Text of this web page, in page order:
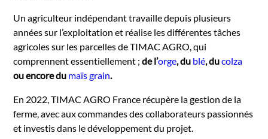
Un agriculteur indépendant travaille depuis plusieurs
années sur l’exploitation et réalise les différentes tâches
agricoles sur les parcelles de TIMAC AGRO, qui
comprennent essentiellement ;de l’orge, du blé, ducolza
ou encore du maïs grain.
En 2022, TIMAC AGRO France récupère la gestion de la
ferme, avec aux commandes des collaborateurs passionnés
et investis dans le développement du projet.